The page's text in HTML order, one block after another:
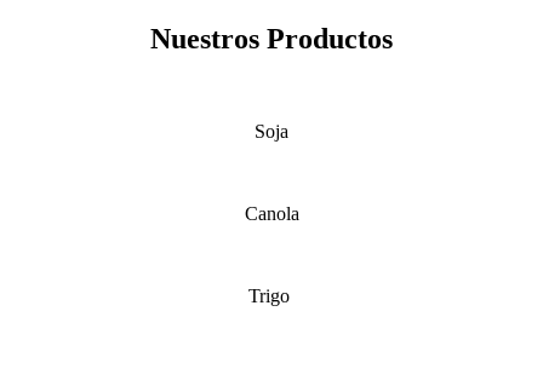
Nuestros Productos
Soja
Canola
Trigo